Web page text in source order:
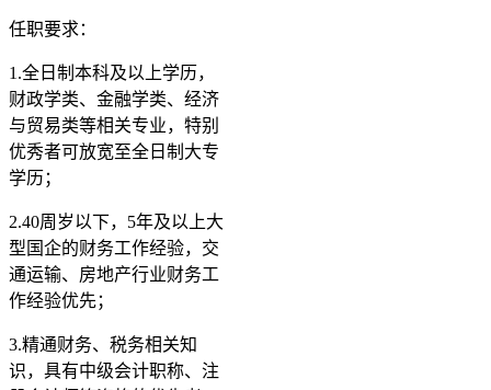
任职要求：
1.全日制本科及以上学历，
财政学类、金融学类、经济
与贸易类等相关专业，特别
优秀者可放宽至全日制大专
学历；
2.40周岁以下，5年及以上大
型国企的财务工作经验，交
通运输、房地产行业财务工
作经验优先；
3.精通财务、税务相关知
识，具有中级会计职称、注